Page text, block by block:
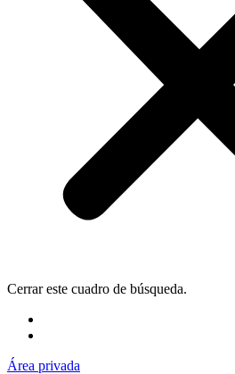
Cerrar este cuadro de búsqueda.
Área privada